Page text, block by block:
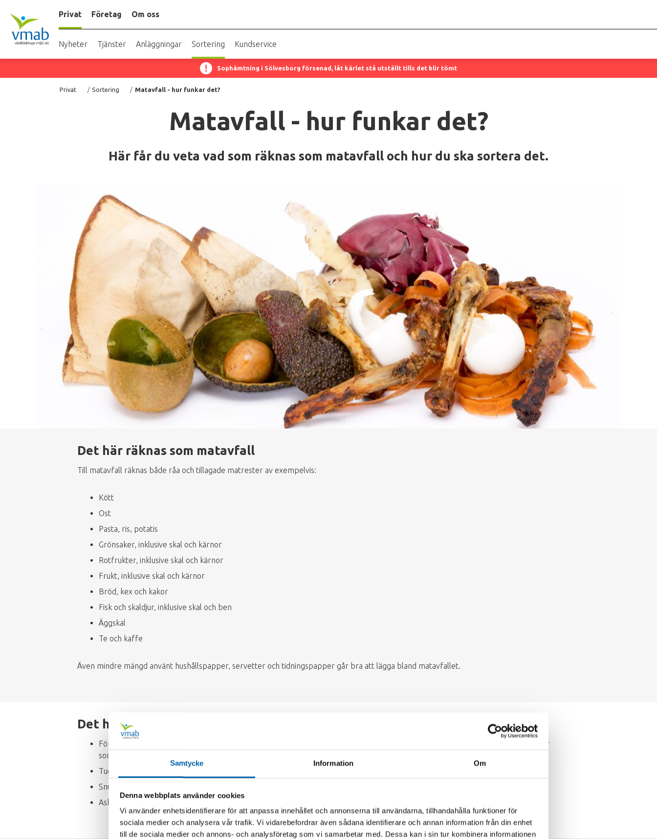
Samtycke Information Om
Denna webbplats använder cookies
Vi använder enhetsidentifierare för att anpassa innehållet och annonserna till användarna, tillhandahålla funktioner för
sociala medier och analysera vår trafik. Vi vidarebefordrar även sådana identifierare och annan information från din enhet
till de sociala medier och annons- och analysföretag som vi samarbetar med. Dessa kan i sin tur kombinera informationen
huvudinnehåll
Privat Företag Om oss
Nyheter Tjänster Anläggningar Sortering Kundservice
Sophämtning i Sölvesborg försenad, låt kärlet stå utställt tills det blir tömt
Länkstig
Privat Sortering Matavfall - hur funkar det?
Matavfall - hur funkar det?
Här får du veta vad som räknas som matavfall och hur du ska sortera det.
Det här räknas som matavfall
Till matavfall räknas både råa och tillagade matrester av exempelvis:
Kött
Ost
Pasta, ris, potatis
Grönsaker, inklusive skal och kärnor
Rotfrukter, inklusive skal och kärnor
Frukt, inklusive skal och kärnor
Bröd, kex och kakor
Fisk och skaldjur, inklusive skal och ben
Äggskal
Te och kaffe
Även mindre mängd använt hushållspapper, servetter och tidningspapper går bra att lägga bland matavfallet.
Det här får INTE läggas i matavfallet
Förpackningar - du måste tömma ur matresterna ur förpackningen innan du lägger matresterna i matavfallspåsen. Förpackningar
sorterar du alltid separat.
Tuggummi
Snus och fimpar
Aska